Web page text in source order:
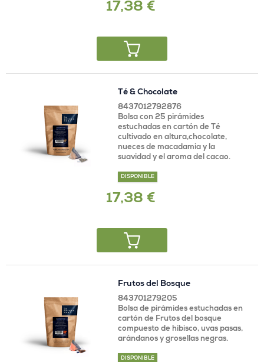
17,38 €
Té & Chocolate
8437012792876
Bolsa con 25 pirámides
estuchadas en cartón de Té
cultivado en altura,chocolate,
nueces de macadamia y la
suavidad y el aroma del cacao.
DISPONIBLE
17,38 €
Frutos del Bosque
843701279205
Bolsa de pirámides estuchadas en
cartón de Frutos del bosque
compuesto de hibisco, uvas pasas,
arándanos y grosellas negras.
DISPONIBLE